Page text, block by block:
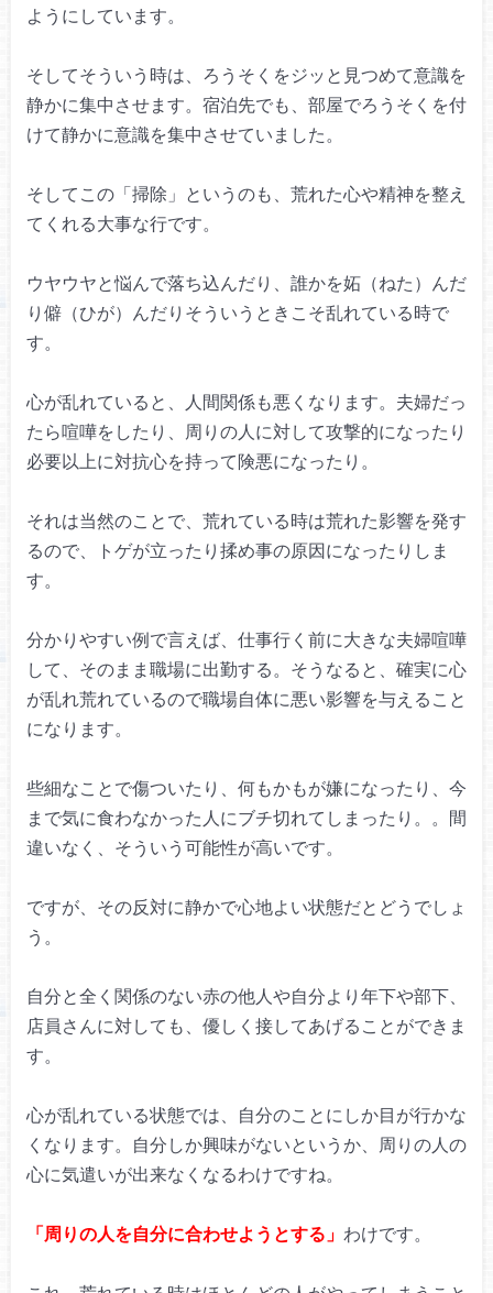
ようにしています。
そしてそういう時は、 ろうそくをジッと見つめて意識を
静かに集中させます。 宿泊先でも、部屋でろうそくを付
けて静かに意識を集中させていました。
そしてこの「掃除」というのも、 荒れた心や精神を整え
てくれる大事な行です。
ウヤウヤと悩んで落ち込んだり、 誰かを妬（ねた）んだ
り僻（ひが）んだり そういうときこそ乱れている時で
す。
心が乱れていると、 人間関係も悪くなります。 夫婦だっ
たら喧嘩をしたり、
周りの人に対して攻撃的になったり
必要以上に対抗心を持って険悪になったり。
それは当然のことで、 荒れている時は荒れた影響を発す
るので、
トゲが立ったり揉め事の原因になったりしま
す。
分かりやすい例で言えば、 仕事行く前に大きな夫婦喧嘩
して、 そのまま職場に出勤する。 そうなると、確実に心
が乱れ荒れているので職場自体に悪い影響を与えること
になります。
些細なことで傷ついたり、 何もかもが嫌になったり、 今
まで気に食わなかった人にブチ切れてしまったり。。 間
違いなく、そういう可能性が高いです。
ですが、その反対に静かで心地よい状態だとどうでしょ
う。
自分と全く関係のない赤の他人や自分より年下や部下、
店員さんに対しても、 優しく接してあげることができま
す。
心が乱れている状態では、
自分のことにしか目が行かな
くなります。
自分しか興味がないというか、
周りの人の
心に気遣いが出来なくなるわけですね。
「周りの人を自分に合わせようとする」 わけです。